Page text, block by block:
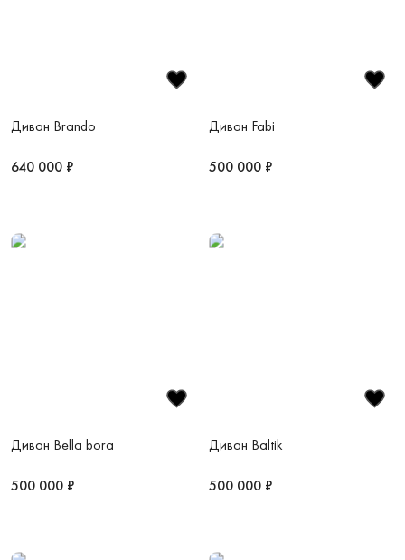
Диван Brando
640 000 ₽
Диван Fabi
500 000 ₽
Диван Bella bora
500 000 ₽
Диван Baltik
500 000 ₽